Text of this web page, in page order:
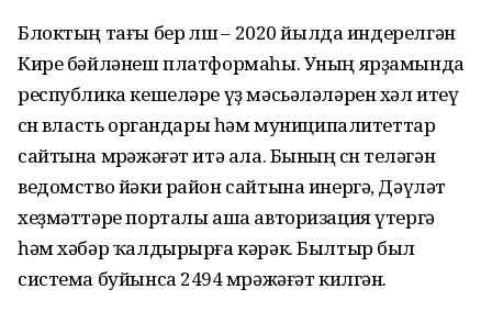
Блоктың тағы бер өлөшө – 2020 йылда индерелгән
Кире бәйләнеш платформаһы. Уның ярҙамында
республика кешеләре үҙ мәсьәләләрен хәл итеү
өсөн власть органдары һәм муниципалитеттар
сайтына мөрәжәғәт итә ала. Бының өсөн теләгән
ведомство йәки район сайтына инергә, Дәүләт
хеҙмәттәре порталы аша авторизация үтергә
һәм хәбәр ҡалдырырға кәрәк. Былтыр был
система буйынса 2494 мөрәжәғәт килгән.